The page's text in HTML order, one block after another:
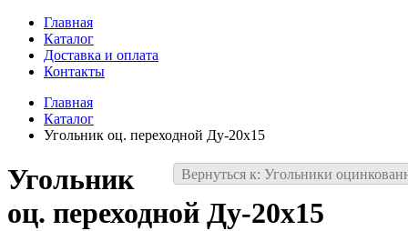
Главная
Каталог
Доставка и оплата
Контакты
Главная
Каталог
Угольник оц. переходной Ду-20х15
Вернуться к: Угольники
Угольник
оц. переходной Ду-20х15